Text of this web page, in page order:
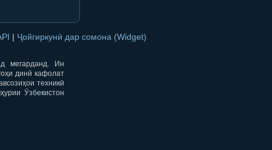
| Ҷойгиркунӣ дар сомона (Widget)
мегарданд. Ин
динӣ кафолат
техникӣ
Ӯзбекистон